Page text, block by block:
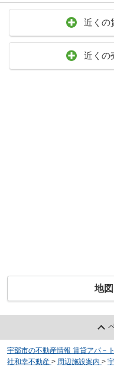
近くの
近くの
地
宇部市の不動産情報 賃貸アパ－
社和幸不動産 > 周辺施設案内 >